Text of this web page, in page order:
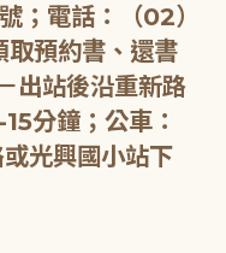
；電話：（02）
預約書、還書
出站後沿重新路
分鐘；公車：
光興國小站下